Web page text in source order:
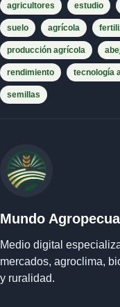
agricultores estudio
suelo agrícola
producción agrícola
rendimiento tecnología
semillas
Mundo
Medio digital
mercados, agroclima,
y ruralidad.